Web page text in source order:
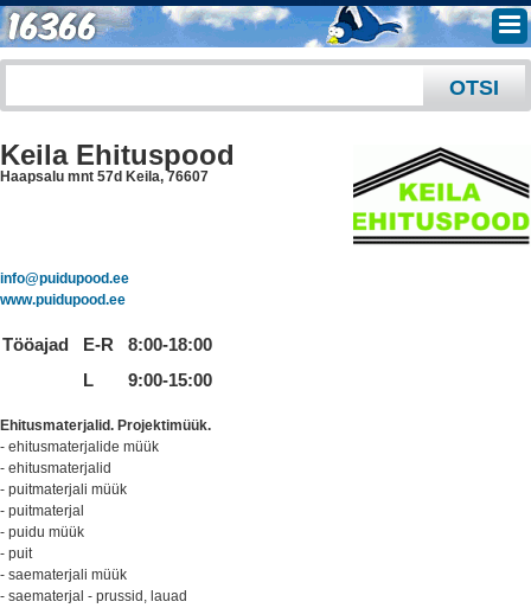
Keila Ehituspood
Haapsalu mnt 57d Keila, 76607
info@puidupood.ee
www.puidupood.ee
Tööajad E-R
8:00-18:00
L
9:00-15:00
Ehitusmaterjalid. Projektimüük.
- ehitusmaterjalide müük
- ehitusmaterjalid
- puitmaterjali müük
- puitmaterjal
- puidu müük
- puit
- saematerjali müük
- saematerjal - prussid, lauad